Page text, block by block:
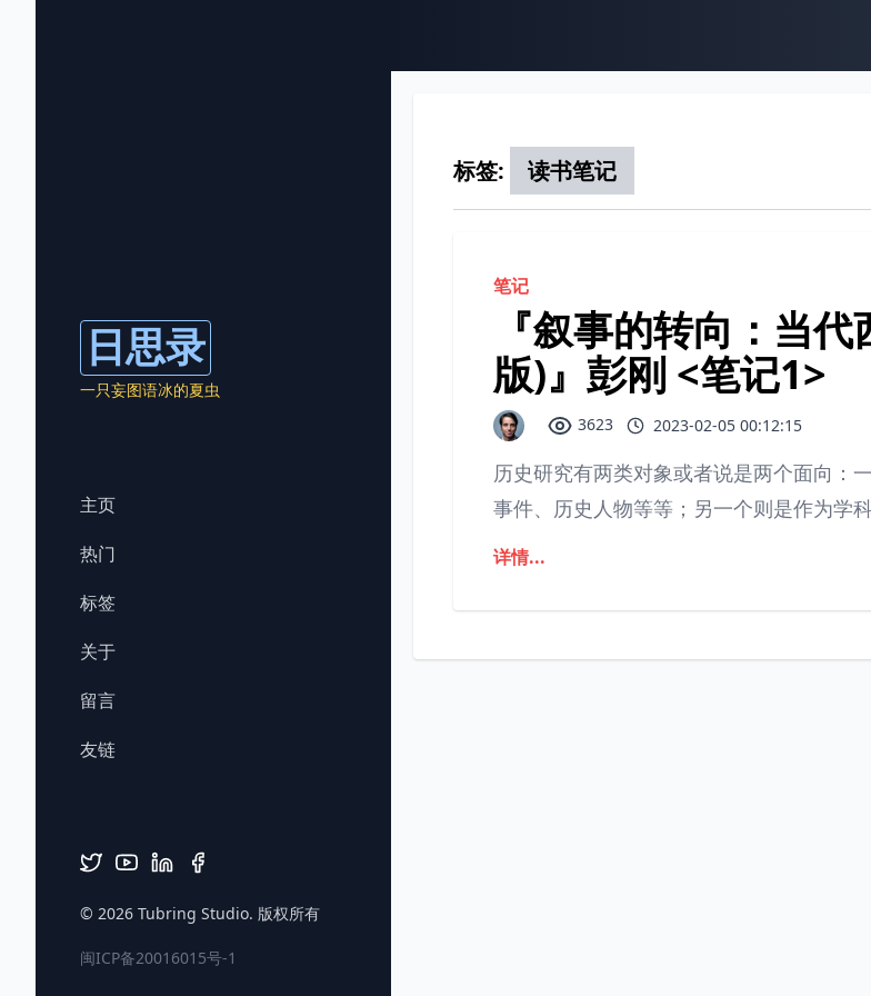
日思录
一只妄图语冰的夏虫
主页
热门
标签
关于
留言
友链
© 2026 Tubring Studio. 版权所有
闽ICP备20016015号-1
标签: 读书笔记
笔记
『叙事的转向：当
版)』彭刚 <笔记1>
3623 2023-02-05 00:12:15
历史研究有两类对象或者说是两个面向：
事件、历史人物等等；另一个则是作为学
详情...